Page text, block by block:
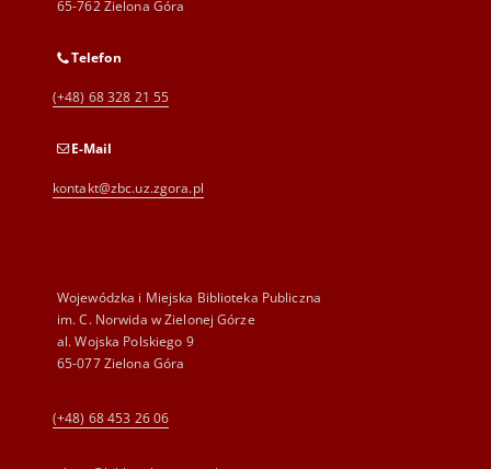
65-762 Zielona Góra
Telefon
(+48) 68 328 21 55
E-Mail
kontakt@zbc.uz.zgora.pl
Wojewódzka i Miejska Biblioteka Publiczna
im. C. Norwida w Zielonej Górze
al. Wojska Polskiego 9
65-077 Zielona Góra
(+48) 68 453 26 06